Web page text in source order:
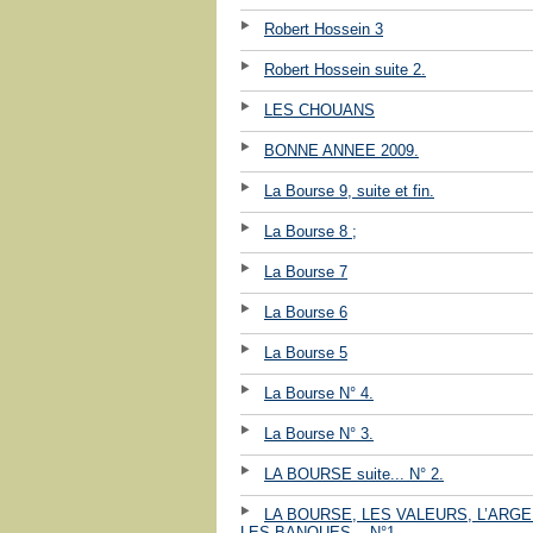
Robert Hossein 3
Robert Hossein suite 2.
LES CHOUANS
BONNE ANNEE 2009.
La Bourse 9, suite et fin.
La Bourse 8 ;
La Bourse 7
La Bourse 6
La Bourse 5
La Bourse N° 4.
La Bourse N° 3.
LA BOURSE suite... N° 2.
LA BOURSE, LES VALEURS,